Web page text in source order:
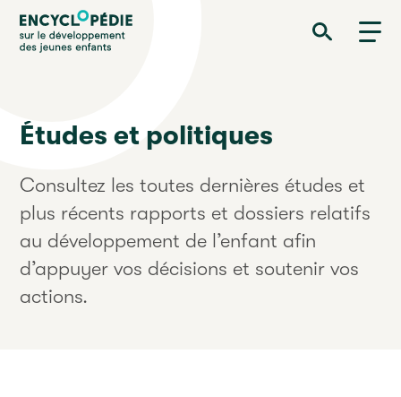
Aller
contenu
Encyclopédie sur le développement des jeunes enfants
Études et politiques
Consultez les toutes dernières études et
plus récents rapports et dossiers relatifs
au développement de l’enfant afin
d’appuyer vos décisions et soutenir vos
actions.